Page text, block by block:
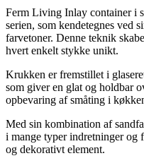
Ferm Living Inlay container i
serien, som kendetegnes ved
farvetoner. Denne teknik
hvert enkelt stykke unikt.
Krukken er fremstillet i
som giver en glat og holdbar
opbevaring af småting i
Med sin kombination af
i mange typer indretninger og
og dekorativt element.